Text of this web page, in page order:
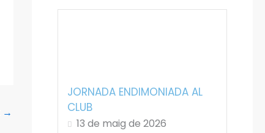
→
JORNADA ENDIMONIADA AL
CLUB
13 de maig de 2026